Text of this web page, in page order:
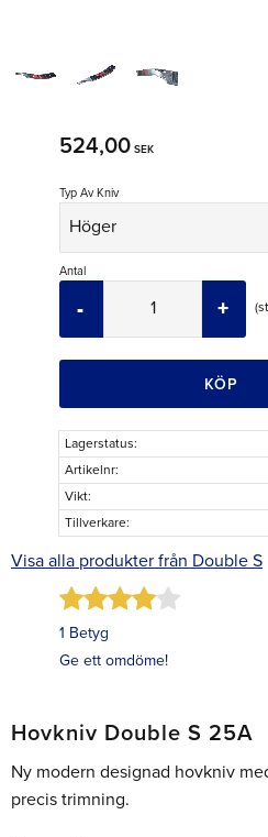
524,00 SEK
Typ Av Kniv
Antal
st
+
-
KÖP
Lagerstatus
Artikelnr
Vikt
Tillverkare
Visa alla produkter från Double S
1 Betyg
Ge ett omdöme!
Hovkniv Double S 25A
Ny modern designad hovkniv
precis trimning.